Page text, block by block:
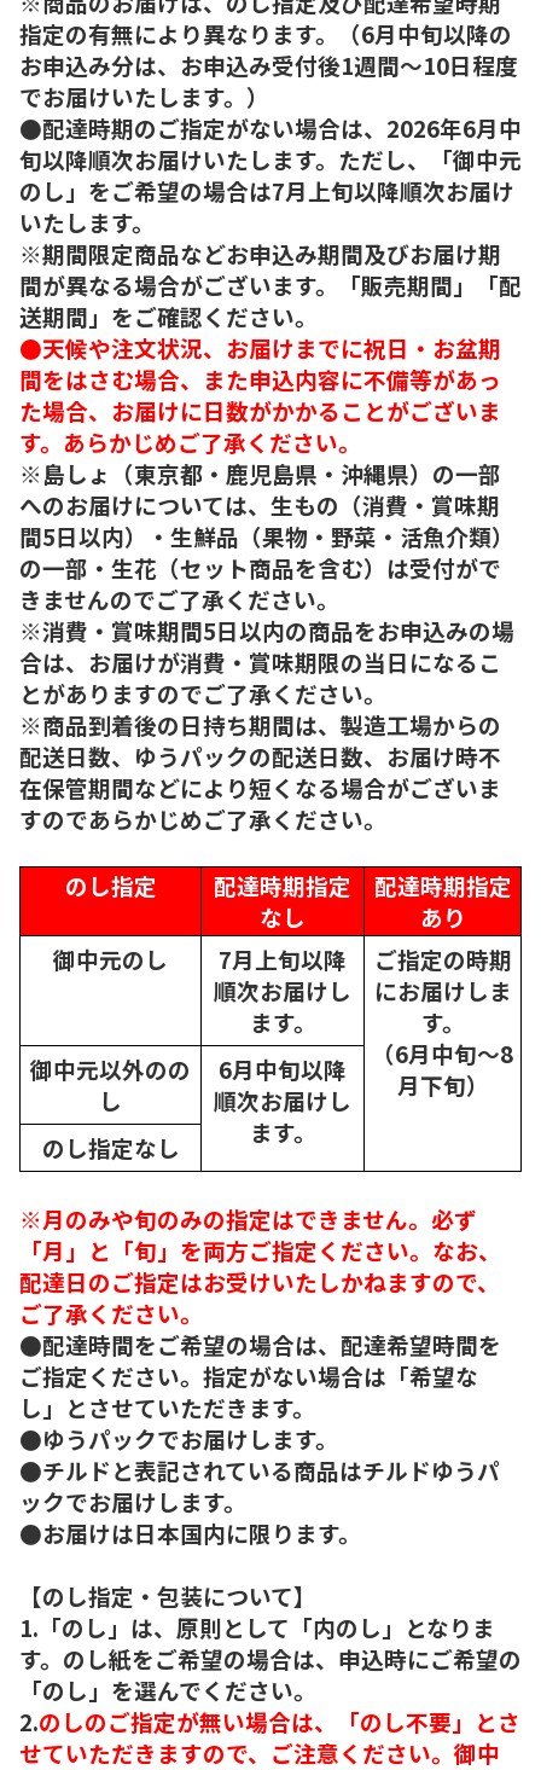
指定の有無により異なります。（6月中旬以降の
お申込み分は、お申込み受付後1週間～10日程度
でお届けいたします。）
●配達時期のご指定がない場合は、2026年6月中
旬以降順次お届けいたします。ただし、「御中元
のし」をご希望の場合は7月上旬以降順次お届け
いたします。
※期間限定商品などお申込み期間及びお届け期
間が異なる場合がございます。「販売期間」「配
送期間」をご確認ください。
●天候や注文状況、お届けまでに祝日・お盆期
間をはさむ場合、また申込内容に不備等があっ
た場合、お届けに日数がかかることがございま
す。あらかじめご了承ください。
※島しょ（東京都・鹿児島県・沖縄県）の一部
へのお届けについては、生もの（消費・賞味期
間5日以内）・生鮮品（果物・野菜・活魚介類）
の一部・生花（セット商品を含む）は受付がで
きませんのでご了承ください。
※消費・賞味期間5日以内の商品をお申込みの場
合は、お届けが消費・賞味期限の当日になるこ
とがありますのでご了承ください。
※商品到着後の日持ち期間は、製造工場からの
配送日数、ゆうパックの配送日数、お届け時不
在保管期間などにより短くなる場合がございま
すのであらかじめご了承ください。
のし指定
配達時期指定
なし
配達時期指定
あり
御中元のし
7月上旬以降
順次お届けし
ます。
ご指定の時期
にお届けしま
す。
（6月中旬～8
月下旬）
御中元以外のの
し
6月中旬以降
順次お届けし
ます。
のし指定なし
※月のみや旬のみの指定はできません。必ず
「月」と「旬」を両方ご指定ください。なお、
配達日のご指定はお受けいたしかねますので、
ご了承ください。
●配達時間をご希望の場合は、配達希望時間を
ご指定ください。指定がない場合は「希望な
し」とさせていただきます。
●ゆうパックでお届けします。
●チルドと表記されている商品はチルドゆうパ
ックでお届けします。
●お届けは日本国内に限ります。
【のし指定・包装について】
1.「のし」は、原則として「内のし」となりま
す。のし紙をご希望の場合は、申込時にご希望の
「のし」を選んでください。
2.のしのご指定が無い場合は、「のし不要」とさ
せていただきますので、ご注意ください。御中